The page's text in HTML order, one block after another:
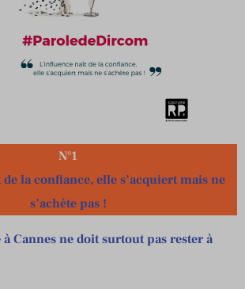
N°1
la confiance, elle s’acquiert mais ne
s’achète pas !
à Cannes ne doit surtout pas rester à